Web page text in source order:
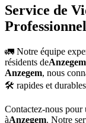
Service de
🚛 Notre équipe
résidents deAnzegem
Anzegem, nous
🛠️ rapides et
Contactez-nous pour
àAnzegem. Notre